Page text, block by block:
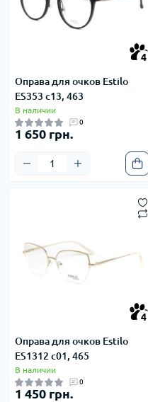
4
4
Оправа для очков Estilo
ES353 c13, 463
В наличии
0
1 650 грн.
4
4
Оправа для очков Estilo
ES1312 c01, 465
В наличии
0
1 450 грн.